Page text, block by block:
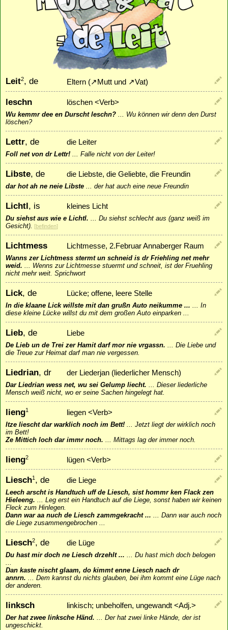
Leit2, de Eltern (↗ Mutt und ↗Vat)
leschn löschen <Verb>
Wu kemmr dee en Durscht leschn? ... Wu können wir denn den Durst
löschen?
Lettr, de die Leiter
Foll net von dr Lettr! ... Falle nicht von der Leiter!
Libste, de die Liebste, die Geliebte, die Freundin
dar hot ah ne neie Libste ... der hat auch eine neue Freundin
Lichtl, is kleines Licht
Du siehst aus wie e Lichtl. ... Du siehst schlecht aus (ganz weiß im
Gesicht). [befinden]
Lichtmess Lichtmesse, 2.Februar Annaberger Raum
Wanns zer Lichtmess stermt un schneid is dr Friehling net mehr
weid. ... Wenns zur Lichtmesse stuermt und schneit, ist der Fruehling
nicht mehr weit. Sprichwort
Lick, de Lücke; offene, leere Stelle
In die klaane Lick willste mit dan grußn Auto neikumme ... ... In
diese kleine Lücke willst du mit dem großen Auto einparken ...
Lieb, de Liebe
De Lieb un de Trei zer Hamit darf mor nie vrgassn. ... Die Liebe und
die Treue zur Heimat darf man nie vergessen.
Liedrian, dr der Liederjan (liederlicher Mensch)
Dar Liedrian wess net, wu sei Gelump liecht. ... Dieser liederliche
Mensch weiß nicht, wo er seine Sachen hingelegt hat.
lieng1 liegen <Verb>
Itze liescht dar warklich noch im Bett! ... Jetzt liegt der wirklich noch
im Bett!
Ze Mittich loch dar immr noch. ... Mittags lag der immer noch.
lieng2 lügen <Verb>
Liesch1, de die Liege
Leech arscht is Handtuch uff de Liesch, sist hommr ken Flack zen
Hieleeng. ... Leg erst ein Handtuch auf die Liege, sonst haben wir keinen
Fleck zum Hinlegen.
Dann war aa nuch de Liesch zammgekracht ... ... Dann war auch noch
die Liege zusammengebrochen ...
Liesch2, de die Lüge
Du hast mir doch ne Liesch drzehlt ... ... Du hast mich doch belogen
...
Dan kaste nischt glaam, do kimmt enne Liesch nach dr
annrn. ... Dem kannst du nichts glauben, bei ihm kommt eine Lüge nach
der anderen.
linksch linkisch; unbeholfen, ungewandt <Adj.>
Der hat zwee linksche Händ. ... Der hat zwei linke Hände, der ist
ungeschickt.